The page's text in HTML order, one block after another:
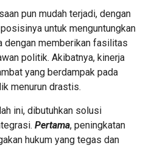
pun mudah terjadi, dengan
untuk menguntungkan
dengan memberikan fasilitas
politik. Akibatnya, kinerja
yang berdampak pada
menurun drastis.
ini, dibutuhkan solusi
Pertama, peningkatan
hukum yang tegas dan